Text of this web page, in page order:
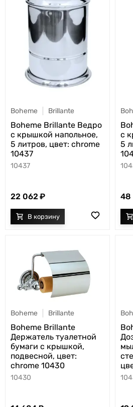
Boheme Brillante
Boheme Brillante Ведро
с крышкой напольное,
5 литров, цвет: chrome
10437
10437
22 062
с
5
48
Boheme Brillante
Boheme Brillante
Держатель туалетной
бумаги с крышкой,
подвесной, цвет:
chrome 10430
10430